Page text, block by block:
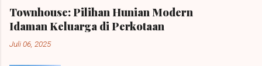
bagi mereka yang ingin memiliki rumah tanpa
riba, dengan akad yang jelas dan transparan. Hal
ini menjadi daya tarik tersendiri, terutama bagi
Townhouse: Pilihan Hunian Modern
Idaman Keluarga di Perkotaan
Juli 06, 2025